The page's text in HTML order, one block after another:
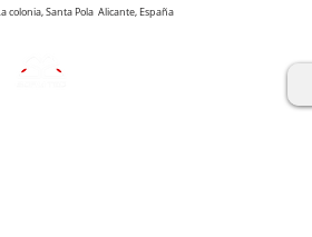
colonia, Santa Pola Alicante, España